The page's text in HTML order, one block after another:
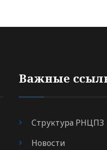
Важные
Структура РНЦПЗ
Новости